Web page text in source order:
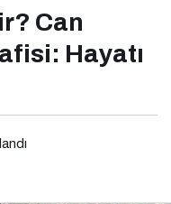
Can
Hayatı